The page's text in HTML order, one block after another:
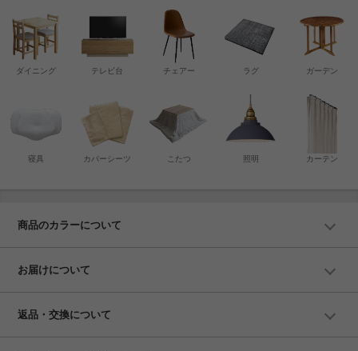
寝具 カバーシーツ
チェアー
こたつ
テレビ台
ダイニング ラグ
カーテン
照明
ガーデン
商品のカラーについて
お届けについて
返品・交換について